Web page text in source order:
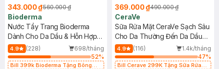
343.000 ₫560.000 ₫
Bioderma
Nước Tẩy Trang Bioderma
Dành Cho Da Dầu & Hỗn Hợp
500ml
4.9 (228)
698/tháng
52%
Bill 399k Bioderma Tặng Bông
369.000 ₫490.000 ₫
CeraVe
Sữa Rửa Mặt CeraVe Sạch Sâu
Cho Da Thường Đến Da Dầu
473ml
4.9 (116)
1.4k/tháng
47%
Bill Cerave 299K Tặng Sữa Rửa